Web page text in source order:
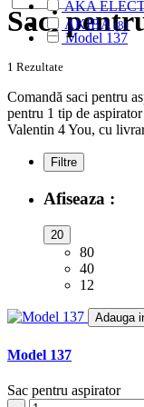
AKA
AKIBA (8)
ALASKA
ALIEN (2)
ALIV (1)
ALLERGY
ALMERIA
ALPINA
ALTO (12)
ALTUS
AMADIS
AMROS
AMSTAR
AMSTRAD
APL
AR-TECH
Model 137
Saci
1 Rezultate
Comandă saci pentru
pentru 1 tip de
Valentin 4 You, cu
Filtre
Afiseaza :
20
80
40
12
Adauga
Model 137
Sac pentru aspirator